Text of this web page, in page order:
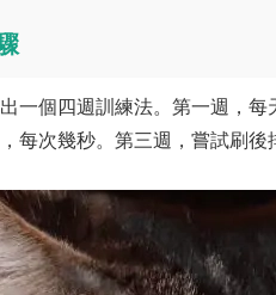
一個四週訓練法。第一週，
每次幾秒。第三週，嘗試刷